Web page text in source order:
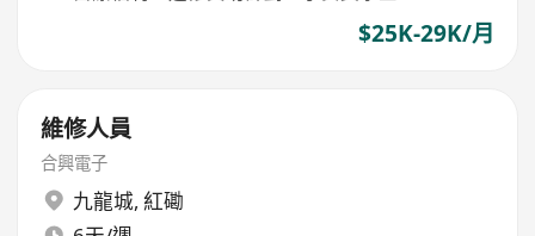
$25K-29K/月
維修人員
合興電子
九龍城, 紅磡